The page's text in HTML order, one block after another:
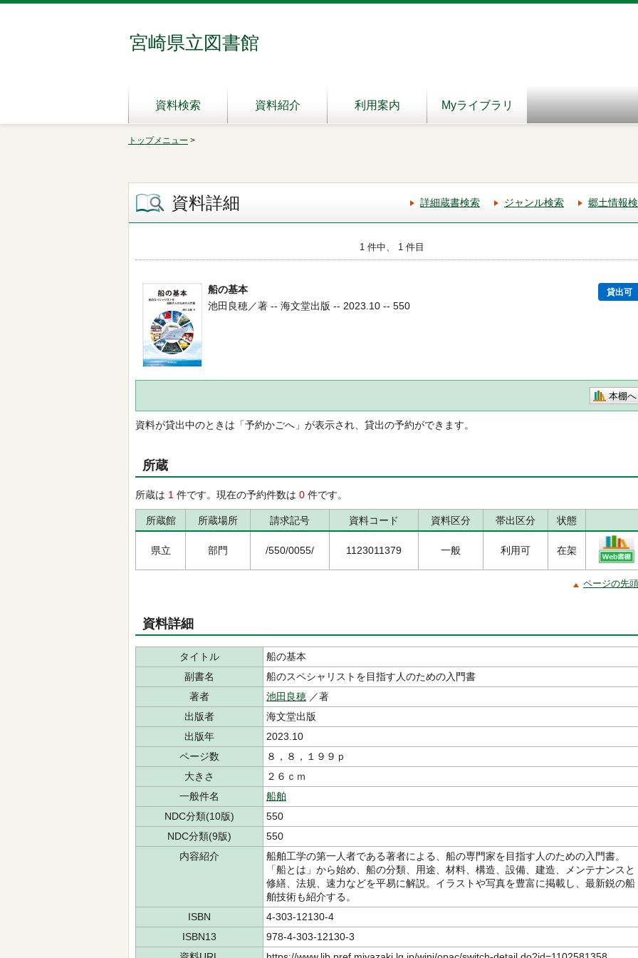
宮崎県立図書館
資料検索 資料紹介 利用案内 Myライブラリ
トップメニュー >
資料詳細 詳細蔵書検索 ジャンル検索 郷土情報
1 件中、 1 件目
船の基本 貸出可
池田良穂／著 -- 海文堂出版 -- 2023.10 -- 550
本棚へ
資料が貸出中のときは「予約かごへ」が表示され、貸出の予約ができます。
所蔵
所蔵は 1 件です。現在の予約件数は 0 件です。
所蔵館 所蔵場所 請求記号 資料コード 資料区分 帯出区分 状態
県立 部門 /550/0055/ 1123011379 一般 利用可 在架
ページの先
資料詳細
タイトル
船の基本
副書名
船のスペシャリストを目指す人のための入門書
著者
池田良穂 ／著
出版者
海文堂出版
出版年
2023.10
ページ数
８，８，１９９ｐ
大きさ
２６ｃｍ
一般件名
船舶
NDC分類(10版)
550
NDC分類(9版)
550
内容紹介
船舶工学の第一人者である著者による、船の専門家を目指す人のための入門書。
「船とは」から始め、船の分類、用途、材料、構造、設備、建造、メンテナンスと
修繕、法規、速力などを平易に解説。イラストや写真を豊富に掲載し、最新鋭の船
舶技術も紹介する。
ISBN
4-303-12130-4
ISBN13
978-4-303-12130-3